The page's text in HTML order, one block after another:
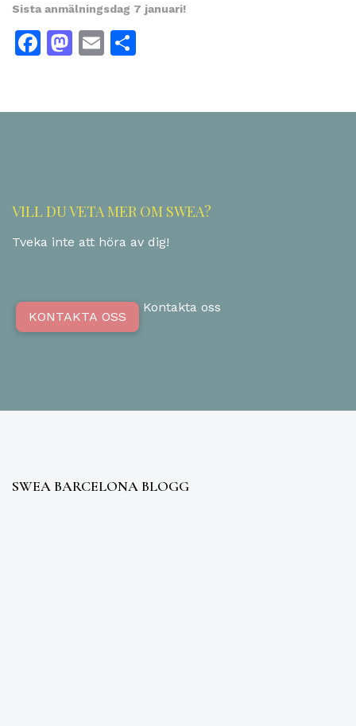
Sista anmälningsdag 7 januari!
Facebook
Mastodon
Email
VILL DU VETA MER OM SWEA?
Tveka inte att höra av dig!
KONTAKTA OSS
Kontakta oss
SWEA BARCELONA BLOGG